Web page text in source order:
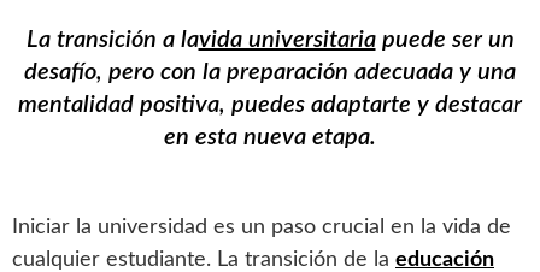
La transición a lavida universitariapuede ser un
desafío, pero con la preparación adecuada y una
mentalidad positiva, puedes adaptarte y destacar
en esta nueva etapa.
Iniciar la universidad es un paso crucial en la vida de
cualquier estudiante. La transición de la educación